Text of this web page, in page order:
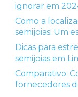
ignorar em
Como a
semijoias: Um
Dicas para
semijoias em
Comparativo:
fornecedores